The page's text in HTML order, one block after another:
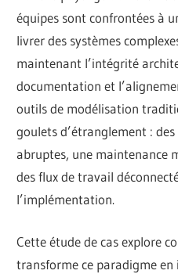
équipes sont confrontées à
livrer des systèmes
maintenant l’intégrité
documentation et
outils de modélisation
goulets d’étranglement :
abruptes, une maintenance
des flux de travail
l’implémentation.
Cette étude de cas explore
transforme ce paradigme